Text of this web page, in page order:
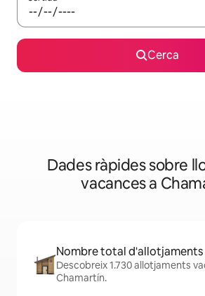
Cerca
Dades ràpides sobre
vacances a
Nombre total d'allotjaments
Descobreix 1.730 allotjaments
Chamartín.